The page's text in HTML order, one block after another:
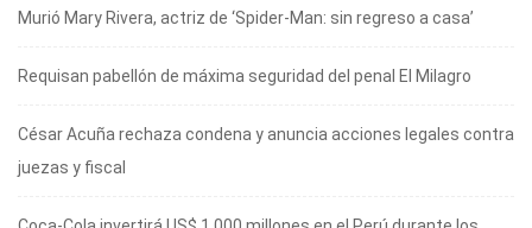
Murió Mary Rivera, actriz de ‘Spider-Man: sin regreso a casa’
Requisan pabellón de máxima seguridad del penal El Milagro
César Acuña rechaza condena y anuncia acciones legales contra
juezas y fiscal